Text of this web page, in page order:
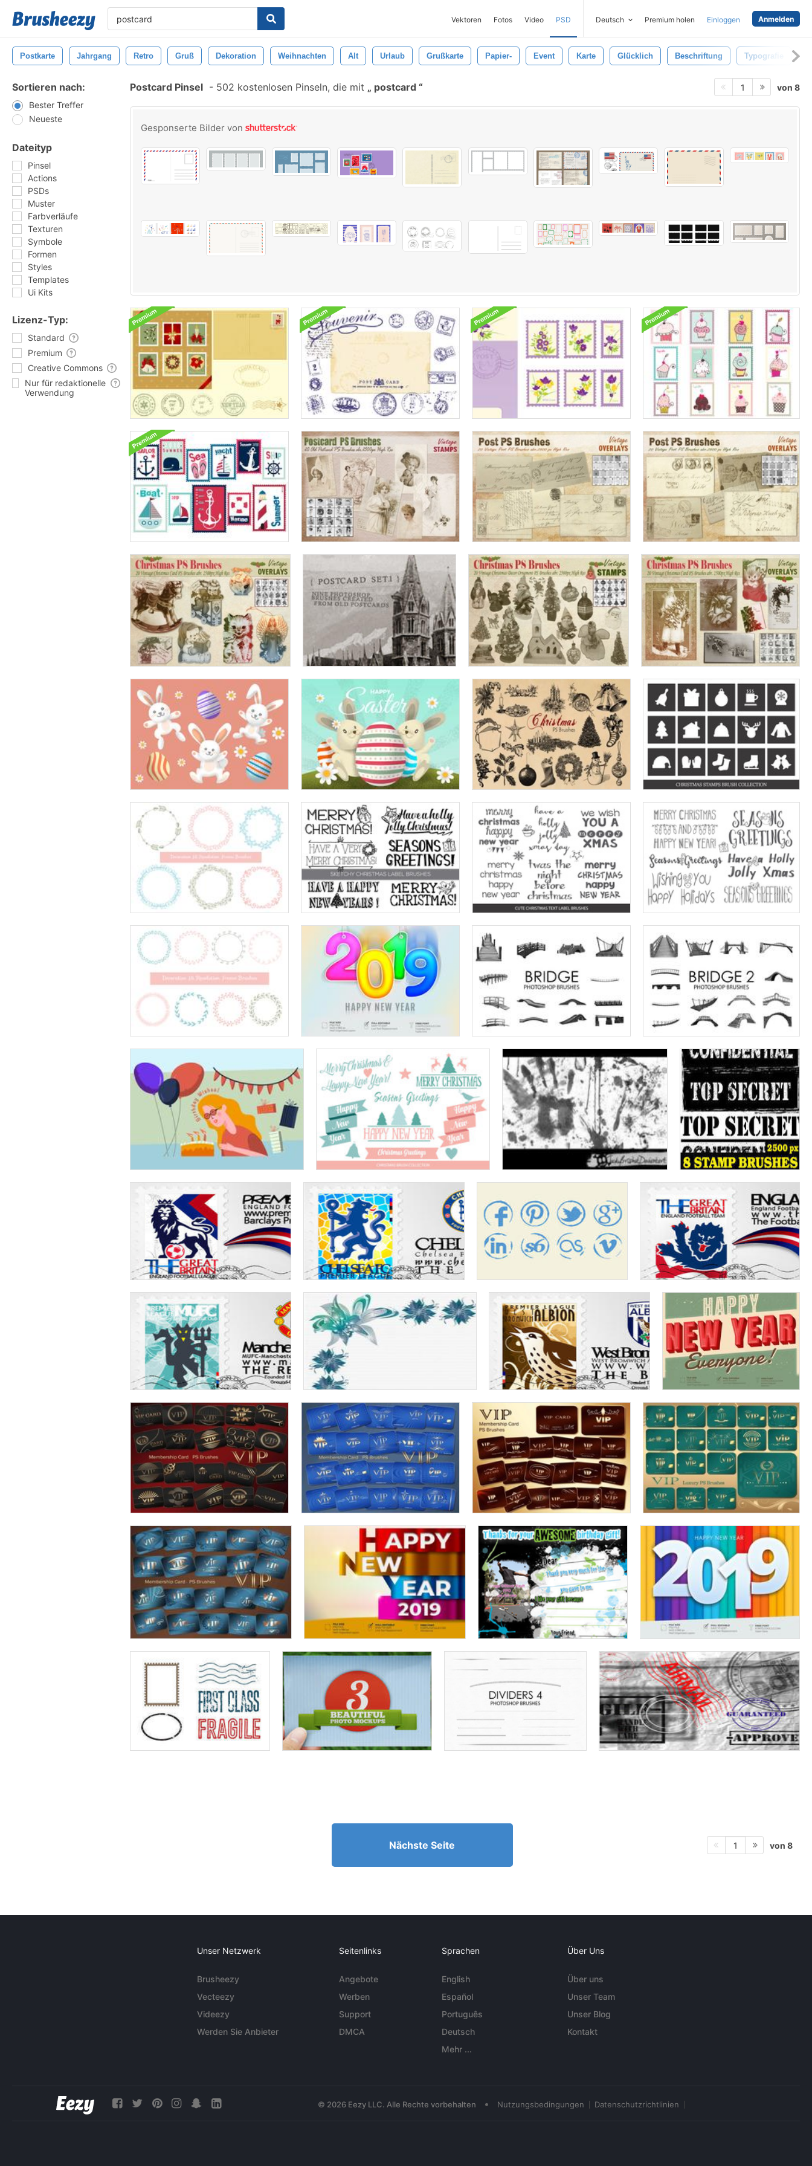
Vektoren Fotos Video PSD Deutsch Premium holen Einloggen Anmelden
Postkarte Jahrgang Retro Gruß Dekoration Weihnachten Alt Urlaub Grußkarte Papier- Event Karte Glücklich Beschriftung Typografie
Sortieren nach:
Bester Treffer
Neueste
Dateityp
Pinsel
Actions
PSDs
Muster
Farbverläufe
Texturen
Symbole
Formen
Styles
Templates
Ui Kits
Lizenz-Typ:
Standard
Premium
Creative Commons
Nur für redaktionelle
Verwendung
Postcard Pinsel - 502 kostenlosen Pinseln, die mit postcard 1 von 8
Gesponserte Bilder von
Nächste Seite 1 von 8
Unser Netzwerk
Brusheezy
Vecteezy
Videezy
Werden Sie Anbieter
Seitenlinks
Angebote
Werben
Support
DMCA
Sprachen
English
Español
Português
Deutsch
Mehr ...
Über Uns
Über uns
Unser Team
Unser Blog
Kontakt
© 2026 Eezy LLC. Alle Rechte vorbehalten • Nutzungsbedingungen Datenschutzrichtlinien